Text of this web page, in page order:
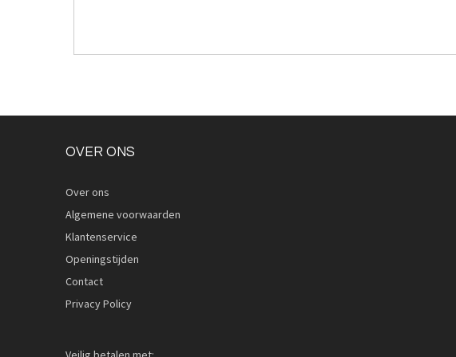
OVER ONS
Over ons
Algemene voorwaarden
Klantenservice
Openingstijden
Contact
Privacy Policy